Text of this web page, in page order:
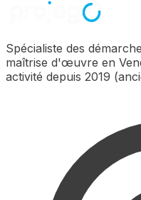
Spécialiste des
maîtrise d'œuvre en
activité depuis 2019